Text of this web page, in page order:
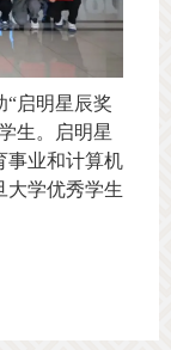
“启明星辰奖
生。启明星
事业和计算机
大学优秀学生